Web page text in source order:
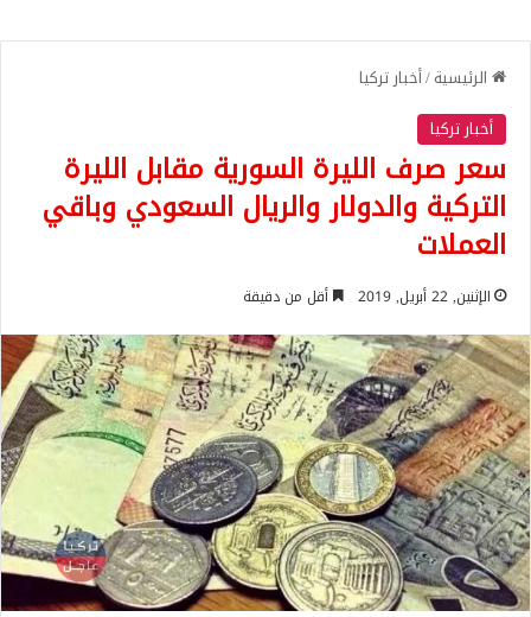
الرئيسية/أخبار تركيا
أخبار تركيا
سعر صرف الليرة السورية مقابل الليرة
التركية والدولار والريال السعودي وباقي
العملات
الإثنين, 22 أبريل, 2019 أقل من دقيقة